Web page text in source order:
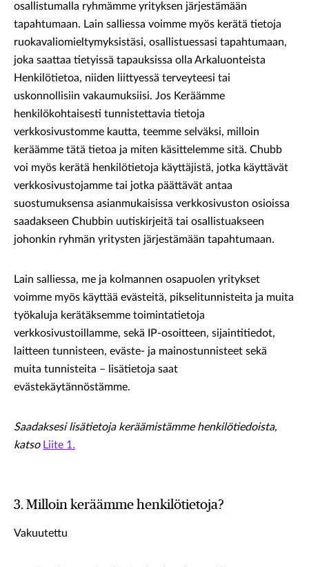
osallistumalla ryhmämme yrityksen järjestämään
tapahtumaan. Lain salliessa voimme myös kerätä tietoja
ruokavaliomieltymyksistäsi, osallistuessasi tapahtumaan,
joka saattaa tietyissä tapauksissa olla Arkaluonteista
Henkilötietoa, niiden liittyessä terveyteesi tai
uskonnollisiin vakaumuksiisi. Jos Keräämme
henkilökohtaisesti tunnistettavia tietoja
verkkosivustomme kautta, teemme selväksi, milloin
keräämme tätä tietoa ja miten käsittelemme sitä. Chubb
voi myös kerätä henkilötietoja käyttäjistä, jotka käyttävät
verkkosivustojamme tai jotka päättävät antaa
suostumuksensa asianmukaisissa verkkosivuston osioissa
saadakseen Chubbin uutiskirjeitä tai osallistuakseen
johonkin ryhmän yritysten järjestämään tapahtumaan.
Lain salliessa, me ja kolmannen osapuolen yritykset
voimme myös käyttää evästeitä, pikselitunnisteita ja muita
työkaluja kerätäksemme toimintatietoja
verkkosivustoillamme, sekä IP-osoitteen, sijaintitiedot,
laitteen tunnisteen, eväste- ja mainostunnisteet sekä
muita tunnisteita – lisätietoja saat
evästekäytännöstämme.
Saadaksesi lisätietoja keräämistämme henkilötiedoista,
katso Liite 1 .
3. Milloin keräämme henkilötietoja?
Vakuutettu